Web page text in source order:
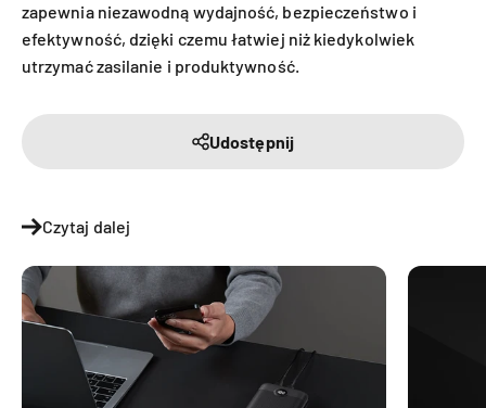
zapewnia niezawodną wydajność, bezpieczeństwo i
efektywność, dzięki czemu łatwiej niż kiedykolwiek
utrzymać zasilanie i produktywność.
Udostępnij
Czytaj dalej